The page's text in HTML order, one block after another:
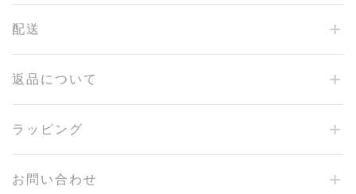
配送
返品について
ラッピング
お問い合わせ